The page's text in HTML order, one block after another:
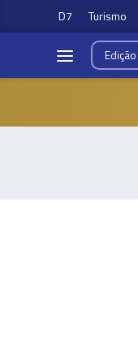
D7 Turismo
Edição